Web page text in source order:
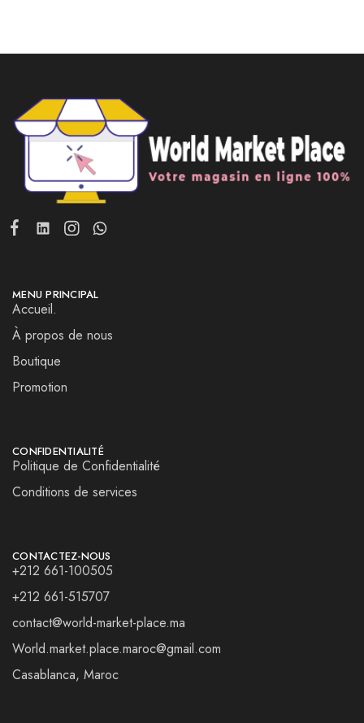
MENU PRINCIPAL
Accueil.
À propos de nous
Boutique
Promotion
CONFIDENTIALITÉ
Politique de Confidentialité
Conditions de services
CONTACTEZ-NOUS
+212 661-100505
+212 661-515707
contact@world-market-place.ma
World.market.place.maroc@gmail.com
Casablanca, Maroc